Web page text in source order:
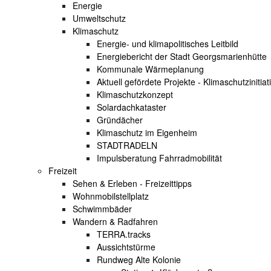
Energie
Umweltschutz
Klimaschutz
Energie- und klimapolitisches Leitbild
Energiebericht der Stadt Georgsmarienhütte
Kommunale Wärmeplanung
Aktuell gefördete Projekte -
Klimaschutzkonzept
Solardachkataster
Gründächer
Klimaschutz im Eigenheim
STADTRADELN
Impulsberatung Fahrradmobilität
Freizeit
Sehen & Erleben - Freizeittipps
Wohnmobilstellplatz
Schwimmbäder
Wandern & Radfahren
TERRA.tracks
Aussichtstürme
Rundweg Alte Kolonie